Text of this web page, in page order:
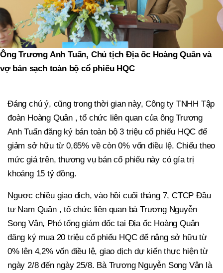
Ông Trương Anh Tuấn, Chủ tịch Địa ốc Hoàng Quân và
vợ bán sạch toàn bộ cổ phiếu HQC
Đáng chú ý, cũng trong thời gian này, Công ty TNHH Tập
đoàn Hoàng Quân , tổ chức liên quan của ông Trương
Anh Tuấn đăng ký bán toàn bộ 3 triệu cổ phiếu HQC để
giảm sở hữu từ 0,65% về còn 0% vốn điều lệ. Chiếu theo
mức giá trên, thương vụ bán cổ phiếu này có gía trị
khoảng 15 tỷ đồng.
Ngược chiều giao dịch, vào hồi cuối tháng 7, CTCP Đầu
tư Nam Quân , tổ chức liên quan bà Trương Nguyễn
Song Vân, Phó tổng giám đốc tại Địa ốc Hoàng Quân
đăng ký mua 20 triệu cổ phiếu HQC để nâng sở hữu từ
0% lên 4,2% vốn điều lệ, giao dịch dự kiến thực hiện từ
ngày 2/8 đến ngày 25/8. Bà Trương Nguyễn Song Vân là